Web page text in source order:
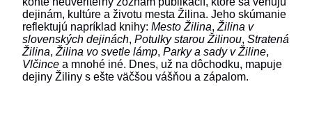
dejinám, kultúre a životu mesta Žilina. Jeho skúmanie
reflektujú napríklad knihy: Mesto Žilina, Žilina v
slovenských dejinách, Potulky starou Žilinou, Stratená
Žilina, Žilina vo svetle lámp, Parky a sady v Žiline,
Vlčince a mnohé iné. Dnes, už na dôchodku, mapuje
dejiny Žiliny s ešte väčšou vášňou a zápalom.